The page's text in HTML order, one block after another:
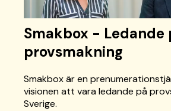
Smakbox - Ledande
provsmakning
Smakbox är en
visionen att vara ledande på
Sverige.